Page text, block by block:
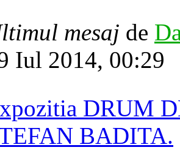
mesaj de
Iul 2014, 00:29
DRUM
BADITA.